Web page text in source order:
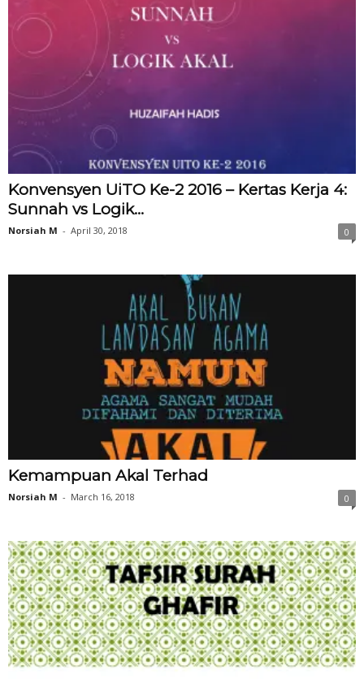
Konvensyen UiTO Ke-2 2016 – Kertas Kerja 4:
Sunnah vs Logik...
Norsiah M - April 30, 2018 0
Kemampuan Akal Terhad
Norsiah M - March 16, 2018 0